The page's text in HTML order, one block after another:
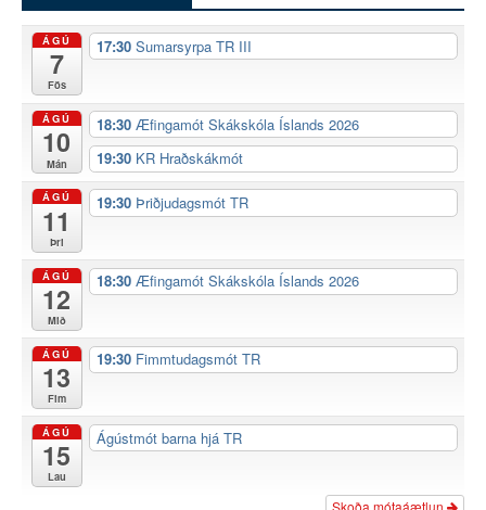
ÁGÚ
7
Fös
17:30 Sumarsyrpa TR III
ÁGÚ
10
Mán
18:30 Æfingamót Skákskóla Íslands 2026
19:30 KR Hraðskákmót
ÁGÚ
11
Þri
19:30 Þriðjudagsmót TR
ÁGÚ
12
Mið
18:30 Æfingamót Skákskóla Íslands 2026
ÁGÚ
13
Fim
19:30 Fimmtudagsmót TR
ÁGÚ
15
Lau
Ágústmót barna hjá TR
Skoða mótaáætlun